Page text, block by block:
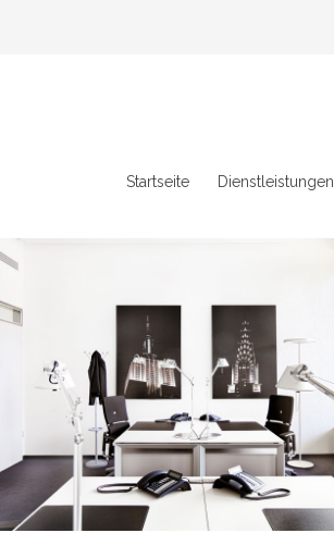
Startseite Dienstleistungen